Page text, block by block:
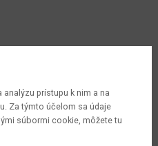
ceny
prístupu k nim a na
Za týmto účelom sa údaje
súbormi cookie, môžete tu